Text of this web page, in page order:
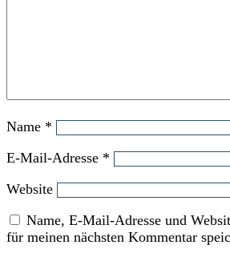
Name *
E-Mail-Adresse *
Website
Name, E-Mail-Adresse und
für meinen nächsten Kommentar